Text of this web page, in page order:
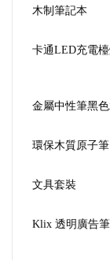
木制筆記本
卡通LED充電
金屬中性筆黑
環保木質原子筆
文具套裝
Klix 透明廣告筆